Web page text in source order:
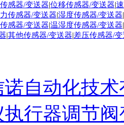
感器/变送器|位移传感器/变送器|
传感器/变送器|湿度传感器/变送器|
感器/变送器|温湿度传感器/变送器|
|其他传感器/变送器|差压传感器/
诺自动化技
行器调节